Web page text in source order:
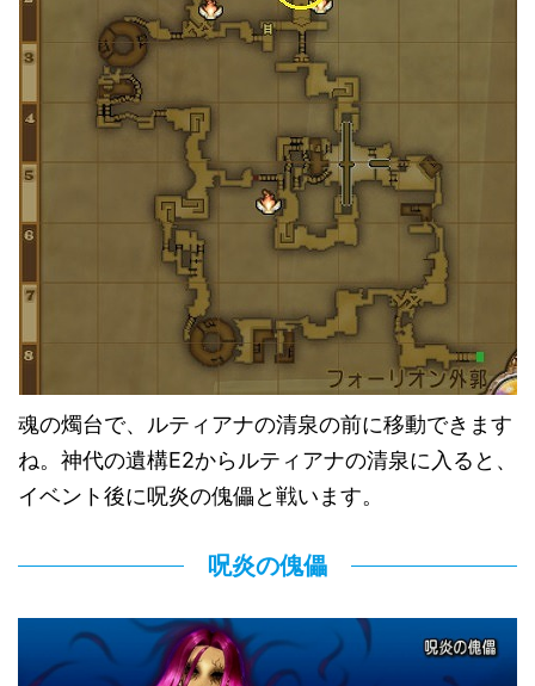
魂の燭台で、ルティアナの清泉の前に移動できます
ね。神代の遺構E2からルティアナの清泉に入ると、
イベント後に呪炎の傀儡と戦います。
呪炎の傀儡